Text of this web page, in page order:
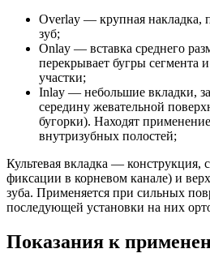
Overlay — крупная накладка,
зуб;
Onlay — вставка среднего
перекрывает бугры сегмента
участки;
Inlay — небольшие вкладки,
середину жевательной
бугорки). Находят
внутризубных полостей;
Культевая вкладка — конструкция,
фиксации в корневом канале) и
зуба. Применяется при сильных
последующей установки на них
Показания к